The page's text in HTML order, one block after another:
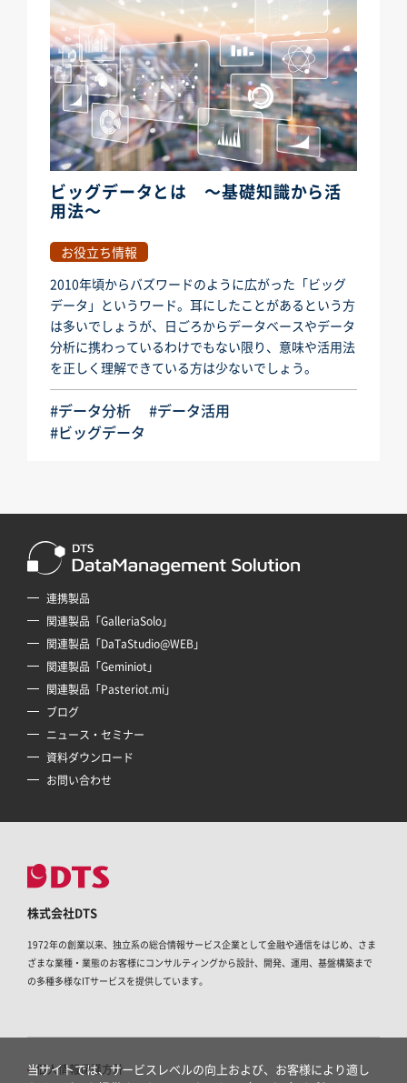
ビッグデータとは ～基礎知識から活
用法～
お役立ち情報
2010年頃からバズワードのように広がった「ビッグ
データ」というワード。耳にしたことがあるという方
は多いでしょうが、日ごろからデータベースやデータ
分析に携わっているわけでもない限り、意味や活用法
を正しく理解できている方は少ないでしょう。
#データ分析
#データ活用
#ビッグデータ
連携製品
関連製品「GalleriaSolo」
関連製品「DaTaStudio@WEB」
関連製品「Geminiot」
関連製品「Pasteriot.mi」
ブログ
ニュース・セミナー
資料ダウンロード
お問い合わせ
株式会社DTS
1972年の創業以来、独立系の総合情報サービス企業として金融や通信をはじめ、さま
ざまな業種・業態のお客様にコンサルティングから設計、開発、運用、基盤構築まで
の多種多様なITサービスを提供しています。
個人情報保護方針
当サイトでは、サービスレベルの向上および、お客様により適し